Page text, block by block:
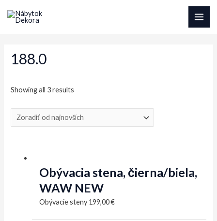
188.0
Showing all 3 results
latest
Obývacia stena, čierna/biela,
WAW NEW
Obývacie steny199,00€